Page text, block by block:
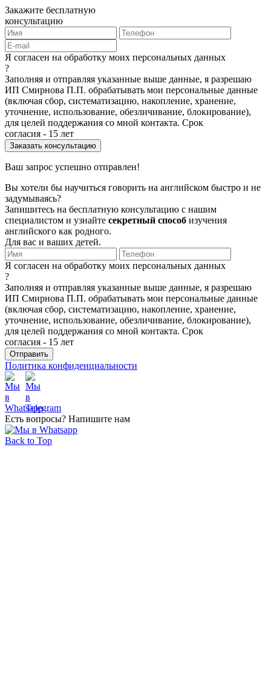
Закажите бесплатную
консультацию
Я согласен на обработку моих персональных данных
?
Заполняя и отправляя указанные выше данные, я разрешаю
ИП Смирнова П.П. обрабатывать мои персональные данные
(включая сбор, систематизацию, накопление, хранение,
уточнение, использование, обезличивание, блокирование),
для целей поддержания со мной контакта. Срок
согласия - 15 лет
Ваш запрос успешно отправлен!
Вы хотели бы научиться говорить на английском быстро и не
задумываясь?
Запишитесь на бесплатную консультацию с нашим
специалистом и узнайте секретный способ изучения
английского как родного.
Для вас и ваших детей.
Я согласен на обработку моих персональных данных
?
Заполняя и отправляя указанные выше данные, я разрешаю
ИП Смирнова П.П. обрабатывать мои персональные данные
(включая сбор, систематизацию, накопление, хранение,
уточнение, использование, обезличивание, блокирование),
для целей поддержания со мной контакта. Срок
согласия - 15 лет
Политика конфиденциальности
Есть вопросы? Напишите нам
Back to Top